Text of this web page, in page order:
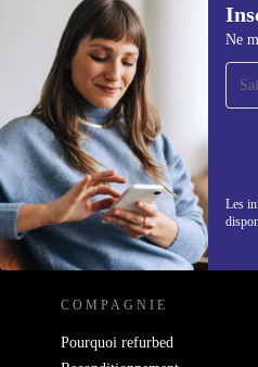
Ne
Les
Recevoir offres
refurbed par
Ne manquez
REFURBED
COMPAGNIE
Pourquoi refurbed